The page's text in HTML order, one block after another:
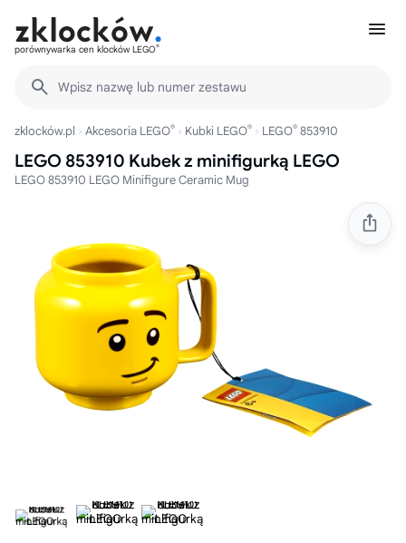
porównywarka cen klocków LEGO®
Wpisz nazwę lub numer zestawu
zklocków.pl Akcesoria LEGO® Kubki LEGO® LEGO® 853910
LEGO 853910 Kubek z minifigurką LEGO
LEGO 853910 LEGO Minifigure Ceramic Mug